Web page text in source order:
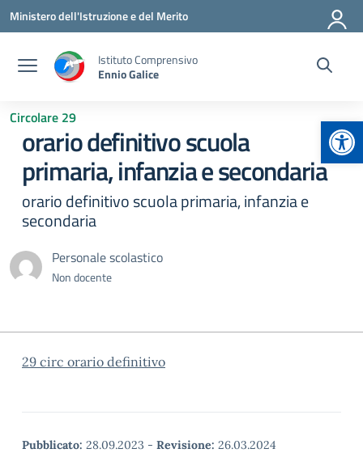
Vai ai contenuti
Vai al menu di navigazione
Vai al footer
Ministero dell'Istruzione e del Merito
Istituto Comprensivo
Ennio Galice
Circolare 29
orario definitivo scuola
primaria, infanzia e secondaria
orario definitivo scuola primaria, infanzia e
secondaria
Personale scolastico
Non docente
29 circ orario definitivo
Pubblicato: 28.09.2023 - Revisione: 26.03.2024